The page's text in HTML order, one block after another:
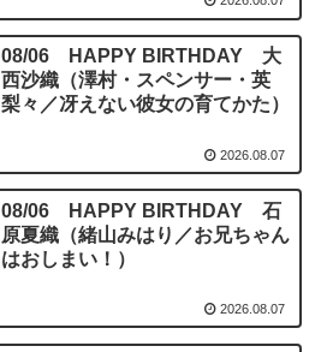
08/06 HAPPY BIRTHDAY 大
西沙織（澤村・スペンサー・英
梨々／冴えない彼女の育てかた）
2026.08.07
08/06 HAPPY BIRTHDAY 石
原夏織（緒山みはり／お兄ちゃん
はおしまい！）
2026.08.07